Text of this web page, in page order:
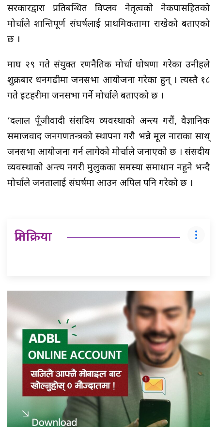
सरकारद्वारा प्रतिबन्धित विप्लव नेतृत्वको नेकपासहितको
मोर्चाले शान्तिपूर्ण संघर्षलाई प्राथमिकतामा राखेको बताएको
छ ।
माघ २९ गते संयुक्त रणनैतिक मोर्चा घोषणा गरेका उनीहरुले
शुक्रबार धनगढीमा जनसभा आयोजना गरेका हुन् । त्यस्तै १८
गते इटहरीमा जनसभा गर्ने मोर्चाले बताएको छ ।
‘दलाल पूँजीवादी संसदिय व्यवस्थाको अन्त्य गरौं, वैज्ञानिक
समाजवाद जनगणतन्त्रको स्थापना गरौ भन्ने मूल नाराका साथ्
जनसभा आयोजना गर्न लागेको मोर्चाले जनाएको छ । संसदीय
व्यवस्थाको अन्त्य नगरी मुलुकका समस्या समाधान नहुने भन्दै
मोर्चाले जनतालाई संघर्षमा आउन अपिल पनि गरेको छ ।
प्रतिक्रिया